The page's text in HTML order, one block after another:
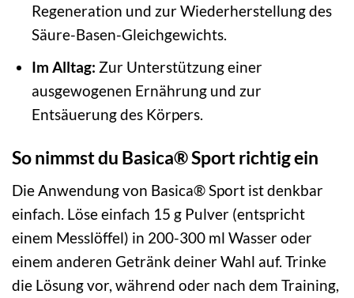
Regeneration und zur Wiederherstellung des
Säure-Basen-Gleichgewichts.
Im Alltag: Zur Unterstützung einer
ausgewogenen Ernährung und zur
Entsäuerung des Körpers.
So nimmst du Basica® Sport richtig ein
Die Anwendung von Basica® Sport ist denkbar
einfach. Löse einfach 15 g Pulver (entspricht
einem Messlöffel) in 200-300 ml Wasser oder
einem anderen Getränk deiner Wahl auf. Trinke
die Lösung vor, während oder nach dem Training,